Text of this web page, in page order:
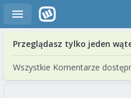
Przeglądasz tylko jeden
Wszystkie Komentarze